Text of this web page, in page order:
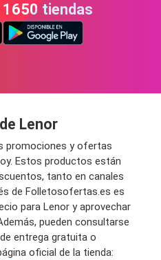
tiendas
Lenor
promociones y ofertas
Estos productos están
tanto en canales
de Folletosofertas.es es
para Lenor y aprovechar
pueden consultarse
entrega gratuita o
oficial de la tienda: